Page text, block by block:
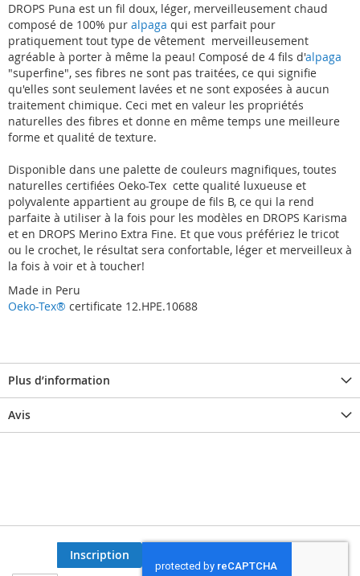
DROPS Puna est un fil doux, léger, merveilleusement chaud
composé de 100% pur alpaga qui est parfait pour
pratiquement tout type de vêtement  merveilleusement
agréable à porter à même la peau! Composé de 4 fils d'alpaga
"superfine", ses fibres ne sont pas traitées, ce qui signifie
qu'elles sont seulement lavées et ne sont exposées à aucun
traitement chimique. Ceci met en valeur les propriétés
naturelles des fibres et donne en même temps une meilleure
forme et qualité de texture.
Disponible dans une palette de couleurs magnifiques, toutes
naturelles certifiées Oeko-Tex  cette qualité luxueuse et
polyvalente appartient au groupe de fils B, ce qui la rend
parfaite à utiliser à la fois pour les modèles en DROPS Karisma
et en DROPS Merino Extra Fine. Et que vous préfériez le tricot
ou le crochet, le résultat sera confortable, léger et merveilleux à
la fois à voir et à toucher!
Made in Peru
Oeko-Tex® certificate 12.HPE.10688
Plus d’information
Avis
Inscription